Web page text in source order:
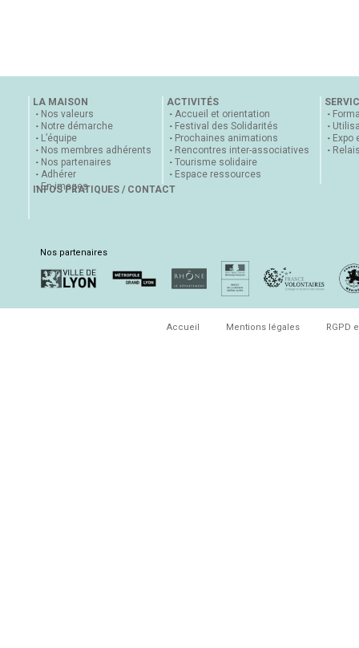
LA MAISON
Nos valeurs
Notre démarche
L’équipe
Nos membres adhérents
Nos partenaires
Adhérer
En images
ACTIVITÉS
Accueil et orientation
Festival des Solidarités
Prochaines animations
Rencontres inter-associatives
Tourisme solidaire
Espace ressources
Expo
INFOS PRATIQUES / CONTACT
Nos partenaires
Accueil Mentions légales RGPD